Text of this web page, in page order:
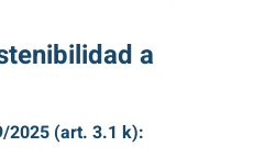
a
2025 (art. 3.1 k):